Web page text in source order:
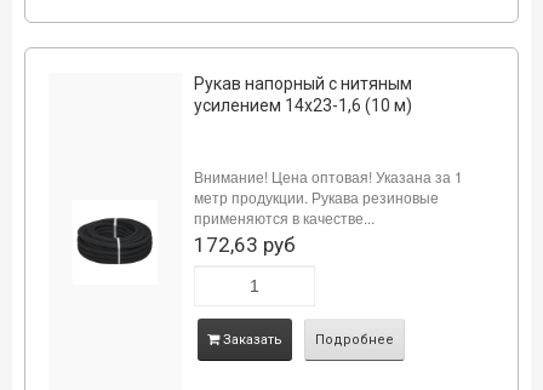
Рукав напорный с нитяным
усилением 14х23-1,6 (10 м)
Внимание! Цена оптовая! Указана за 1
метр продукции. Рукава резиновые
применяются в качестве...
172,63 руб
Заказать Подробнее